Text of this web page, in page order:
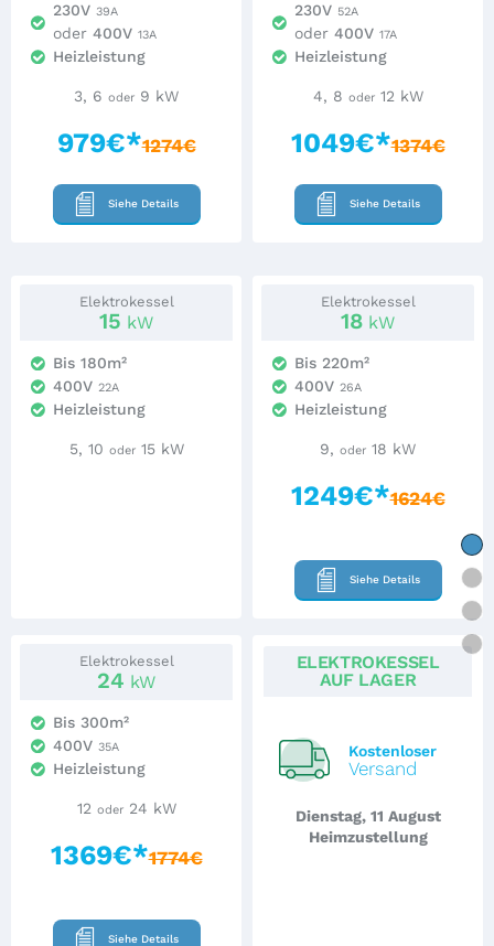
230V 39A
oder 400V 13A
Heizleistung
3, 6 oder 9 kW
979€*1274€
Siehe Details
230V 52A
oder 400V 17A
Heizleistung
4, 8 oder12 kW
1049€*1374€
Siehe Details
Elektrokessel
15 kW
Bis 180m²
400V 22A
Heizleistung
5, 10 oder15 kW
Elektrokessel
24 kW
Bis 300m²
400V 35A
Heizleistung
12 oder24 kW
1369€*1774€
Siehe Details
Elektrokessel
18 kW
Bis 220m²
400V 26A
Heizleistung
9, oder 18 kW
1249€*1624€
Siehe Details
ELEKTROKESSEL
AUF LAGER
Kostenloser
Versand
Dienstag, 11 August
Heimzustellung